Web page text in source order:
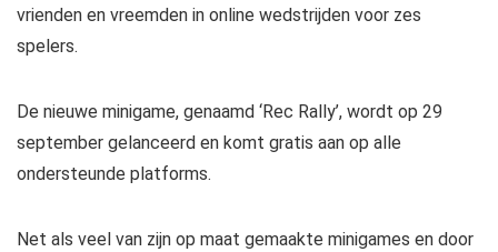
vrienden en vreemden in online wedstrijden voor zes
spelers.
De nieuwe minigame, genaamd ‘Rec Rally’, wordt op 29
september gelanceerd en komt gratis aan op alle
ondersteunde platforms.
Net als veel van zijn op maat gemaakte minigames en door